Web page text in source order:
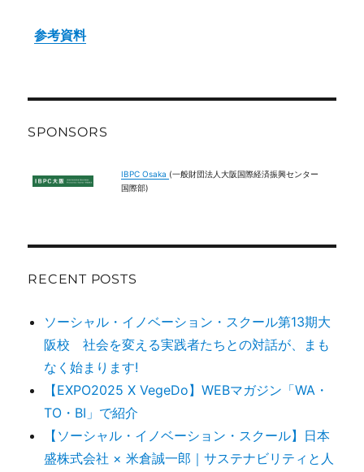
参考資料
SPONSORS
IBPC Osaka (一般財団法人大阪国際経済振興センター
国際部)
RECENT POSTS
ソーシャル・イノベーション・スクール第13期大
阪校 社会を変える実践者たちとの対話が、まも
なく始まります!
【EXPO2025 X VegeDo】WEBマガジン「WA・
TO・BI」で紹介
【ソーシャル・イノベーション・スクール】日本
盛株式会社 × 米倉誠一郎｜サステナビリティと人